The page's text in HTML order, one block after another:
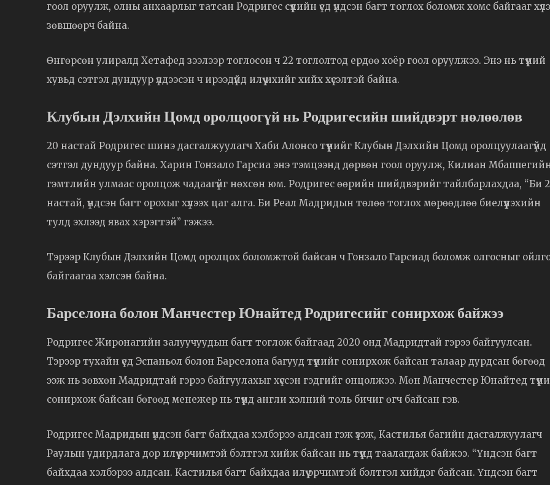
гоол оруулж, олны анхаарлыг татсан Родригес сүүлийн үед үндсэн багт тоглох боломж хомс байгааг
зөвшөөрч байна.
Өнгөрсөн улиралд Хетафед зээлээр тоглосон ч 22 тоглолтод ердөө хоёр гоол оруулжээ. Энэ нь түүний
хувьд сэтгэл дундуур үлдээсэн ч ирээдүйд илүү ихийг хийх хүсэлтэй байна.
Клубын Дэлхийн Цомд оролцоогүй нь Родригесийн шийдвэрт нөлөөлөв
20 настай Родригес шинэ дасгалжуулагч Хаби Алонсо түүнийг Клубын Дэлхийн Цомд оролцуулаагүйд
сэтгэл дундуур байна. Харин Гонзало Гарсиа энэ тэмцээнд дөрвөн гоол оруулж, Килиан
гэмтлийн улмаас оролцож чадаагүйг нөхсөн юм. Родригес өөрийн шийдвэрийг тайлбарлахдаа, “Би
настай, үндсэн багт орохыг хүлээх цаг алга. Би Реал Мадридын төлөө тоглох мөрөөдлөө биелүүлэхийн
тулд эхлээд явах хэрэгтэй” гэжээ.
Тэрээр Клубын Дэлхийн Цомд оролцох боломжтой байсан ч Гонзало Гарсиад боломж олгосныг
байгаагаа хэлсэн байна.
Барселона болон Манчестер Юнайтед Родригесийг сонирхож байжээ
Родригес Жиронагийн залуучуудын багт тоглож байгаад 2020 онд Мадридтай гэрээ байгуулсан.
Тэрээр тухайн үед Эспаньол болон Барселона багууд түүнийг сонирхож байсан талаар дурдсан бөгөөд
ээж нь зөвхөн Мадридтай гэрээ байгуулахыг хүссэн гэдгийг онцолжээ. Мөн Манчестер Юнайтед
сонирхож байсан бөгөөд менежер нь түүнд англи хэлний толь бичиг өгч байсан гэв.
Родригес Мадридын үндсэн багт байхдаа хэлбэрээ алдсан гэж үзэж, Кастилья багийн дасгалжуулагч
Раулын удирдлага дор илүү эрчимтэй бэлтгэл хийж байсан нь түүнд таалагдаж байжээ. “Үндсэн багт
байхдаа хэлбэрээ алдсан. Кастилья багт байхдаа илүү эрчимтэй бэлтгэл хийдэг байсан. Үндсэн багт